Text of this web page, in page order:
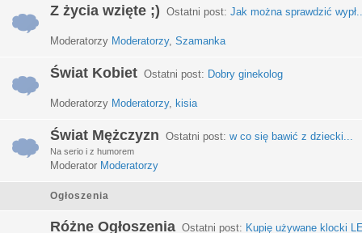
Z życia wzięte ;) Ostatni post: Jak można sprawdzić
Moderatorzy Moderatorzy, Szamanka
Świat Kobiet Ostatni post: Dobry ginekolog
Moderatorzy Moderatorzy, kisia
Świat Mężczyzn Ostatni post: w co się bawić z dziecki...
Na serio i z humorem
Moderator Moderatorzy
Ogłoszenia
Różne Ogłoszenia Ostatni post: Kupię używane klocki